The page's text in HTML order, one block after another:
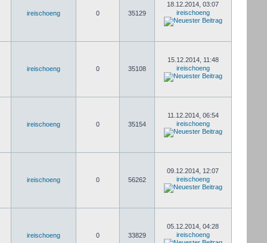
ireischoeng 0 35129
18.12.2014, 03:07
ireischoeng
ireischoeng 0 35108
15.12.2014, 11:48
ireischoeng
ireischoeng 0 35154
11.12.2014, 06:54
ireischoeng
ireischoeng 0 56262
09.12.2014, 12:07
ireischoeng
ireischoeng 0 33829
05.12.2014, 04:28
ireischoeng